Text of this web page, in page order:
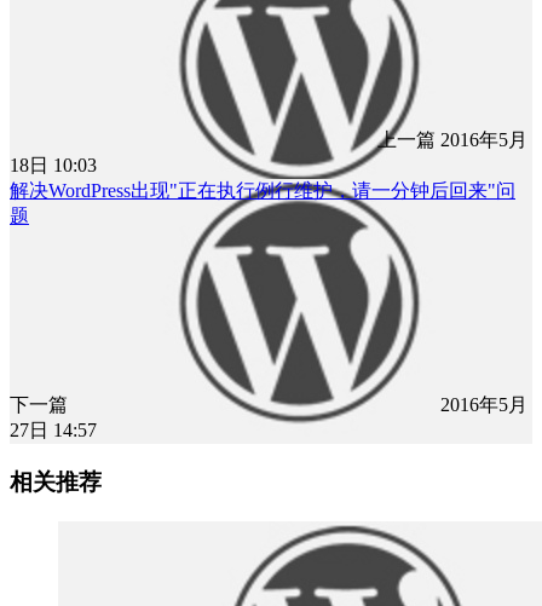
上一篇 2016年5月
18日 10:03
解决WordPress出现"正在执行例行维护，请一分钟后回来"问
题
下一篇
2016年5月
27日 14:57
相关推荐